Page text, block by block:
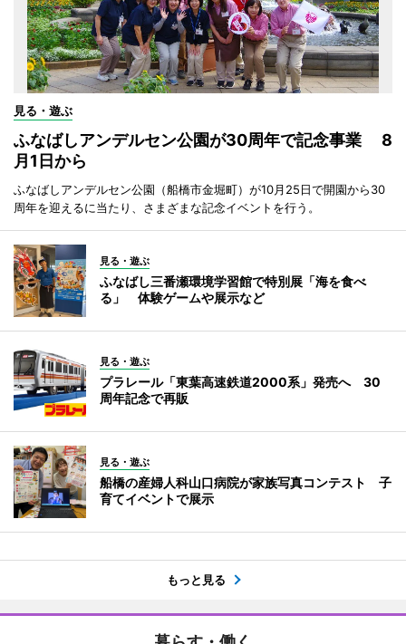
見る・遊ぶ
ふなばしアンデルセン公園が30周年で記念事業 8
月1日から
ふなばしアンデルセン公園（船橋市金堀町）が10月25日で開園から30
周年を迎えるに当たり、さまざまな記念イベントを行う。
見る・遊ぶ
ふなばし三番瀬環境学習館で特別展「海を食べ
る」 体験ゲームや展示など
見る・遊ぶ
プラレール「東葉高速鉄道2000系」発売へ 30
周年記念で再販
見る・遊ぶ
船橋の産婦人科山口病院が家族写真コンテスト 子
育てイベントで展示
もっと見る